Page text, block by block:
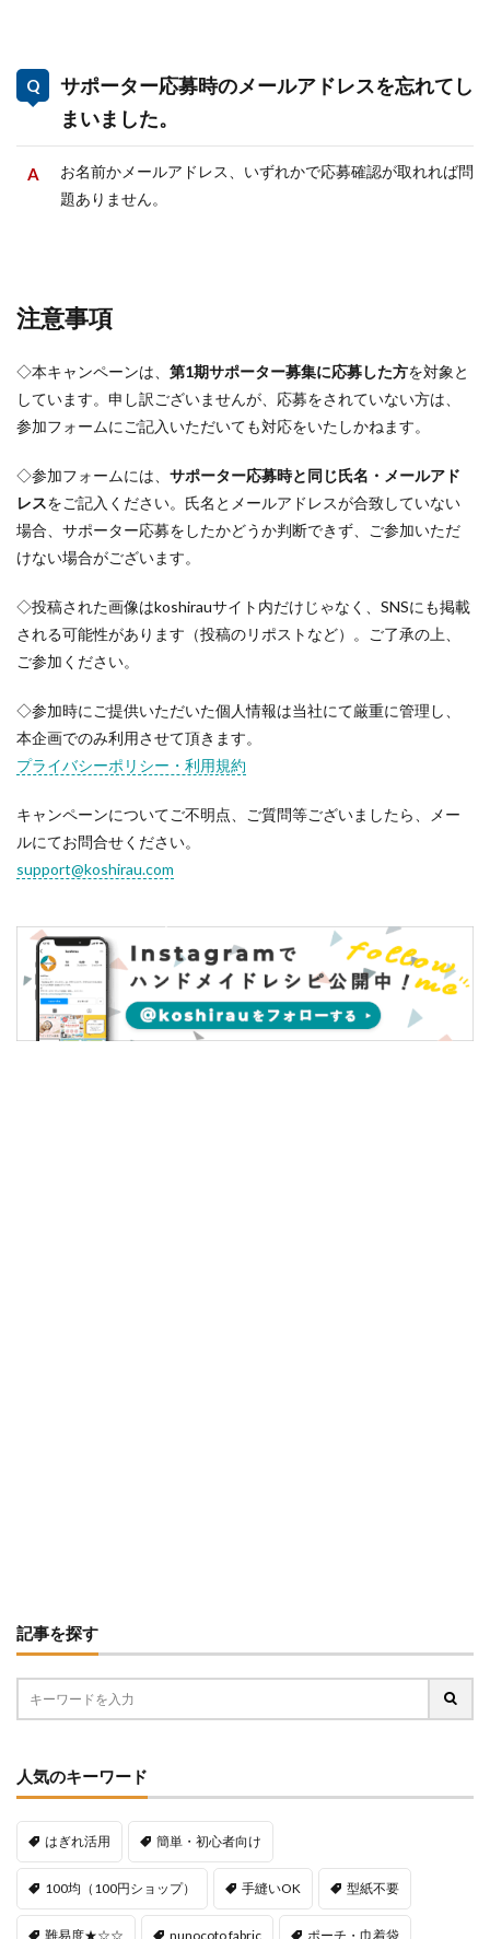
サポーター応募時のメールアドレスを忘れてし
まいました。
お名前かメールアドレス、いずれかで応募確認が取れれば問
題ありません。
注意事項
◇本キャンペーンは、 第1期サポーター募集に応募した方を対象と
しています。申し訳ございませんが、応募をされていない方は、
参加フォームにご記入いただいても対応をいたしかねます。
◇参加フォームには、 サポーター応募時と同じ氏名・メールアド
レスをご記入ください。氏名とメールアドレスが合致していない
場合、サポーター応募をしたかどうか判断できず、ご参加いただ
けない場合がございます。
◇投稿された画像はkoshirauサイト内だけじゃなく、SNSにも掲載
される可能性があります（投稿のリポストなど）。ご了承の上、
ご参加ください。
◇参加時にご提供いただいた個人情報は当社にて厳重に管理し、
本企画でのみ利用させて頂きます。
プライバシーポリシー・利用規約
キャンペーンについてご不明点、ご質問等ございましたら、メー
ルにてお問合せください。
support@koshirau.com
記事を探す
人気のキーワード
はぎれ活用 簡単・初心者向け
100均（100円ショップ） 手縫いOK 型紙不要
難易度★☆☆ nunocoto fabric ポーチ・巾着袋